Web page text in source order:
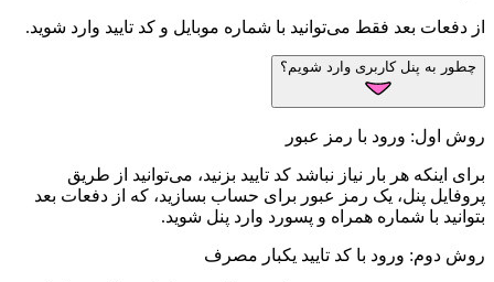
از دفعات بعد فقط می‌توانید با شماره موبایل و کد تایید وارد شوید.
چطور به پنل کاربری وارد شویم؟
روش اول: ورود با رمز عبور
برای اینکه هر بار نیاز نباشد کد تایید بزنید، می‌توانید از طریق
پروفایل پنل، یک رمز عبور برای حساب بسازید، که از دفعات بعد
بتوانید با شماره همراه و پسورد وارد پنل شوید.
روش دوم: ورود با کد تایید یکبار مصرف